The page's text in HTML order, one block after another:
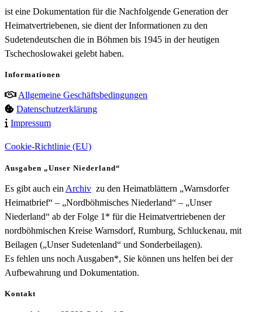
ist eine Dokumentation für die Nachfolgende Generation der
Heimatvertriebenen, sie dient der Informationen zu den
Sudetendeutschen die in Böhmen bis 1945 in der heutigen
Tschechoslowakei gelebt haben.
Informationen
Allgemeine Geschäftsbedingungen
Datenschutzerklärung
Impressum
Cookie-Richtlinie (EU)
Ausgaben „Unser Niederland“
Es gibt auch ein Archiv zu den Heimatblättern „Warnsdorfer
Heimatbrief“ – „Nordböhmisches Niederland“ – „Unser
Niederland“ ab der Folge 1* für die Heimatvertriebenen der
nordböhmischen Kreise Warnsdorf, Rumburg, Schluckenau, mit
Beilagen („Unser Sudetenland“ und Sonderbeilagen).
Es fehlen uns noch Ausgaben*, Sie können uns helfen bei der
Aufbewahrung und Dokumentation.
Kontakt